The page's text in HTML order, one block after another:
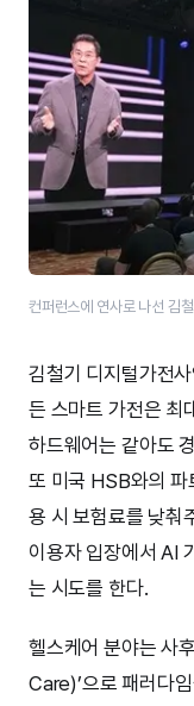
컨퍼런스에 연사로 나선 김
김철기 디지털가전
든 스마트 가전은 최
하드웨어는 같아도
또 미국 HSB와의 파
용 시 보험료를 낮춰
이용자 입장에서 AI
는 시도를 한다.
헬스케어 분야는 사
Care)’으로 패러다